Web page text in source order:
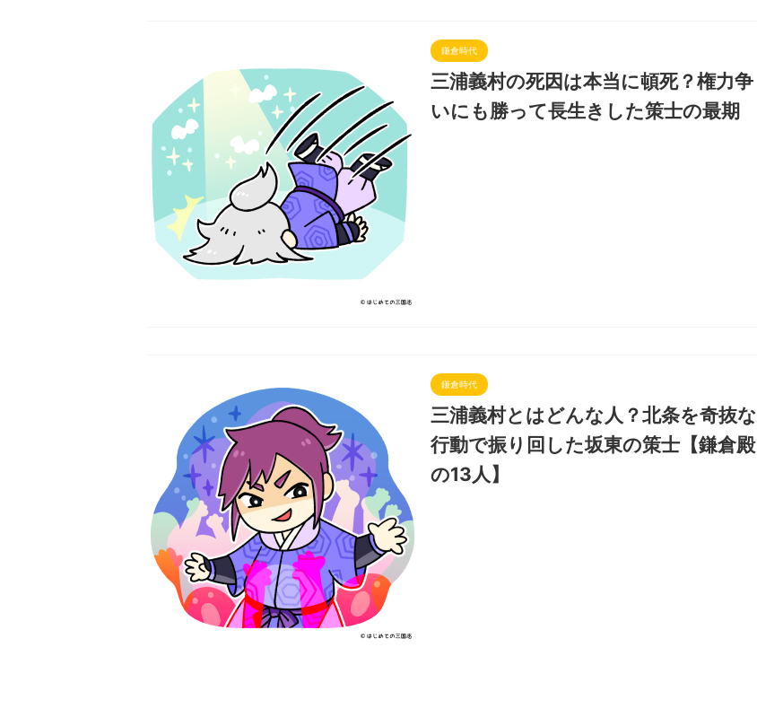
鎌倉時代
三浦義村の死因は本当に頓死？権力争
いにも勝って長生きした策士の最期
鎌倉時代
三浦義村とはどんな人？北条を奇抜な
行動で振り回した坂東の策士【鎌倉殿
の13人】